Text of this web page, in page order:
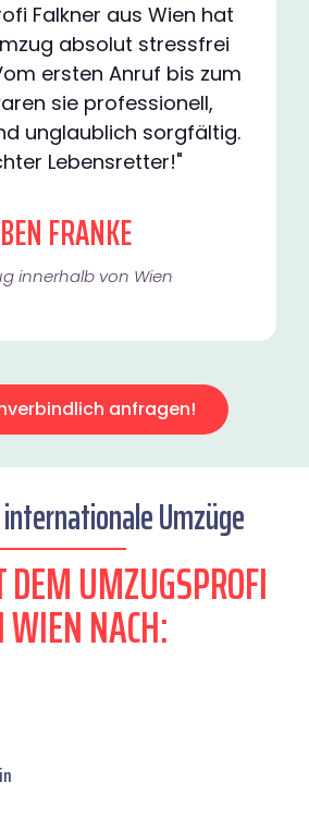
Falkner aus Wien hat
absolut stressfrei
ersten Anruf bis zum
sie professionell,
unglaublich sorgfältig.
Lebensretter!"
BEN FRANKE
innerhalb von Wien​
anfragen!
Umzüge
UMZUGSPROFI
NACH: